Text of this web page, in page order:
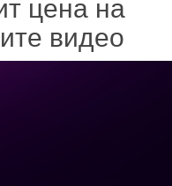
цена на
видео